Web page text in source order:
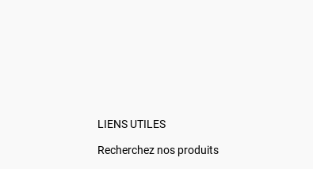
LIENS UTILES
Recherchez nos produits